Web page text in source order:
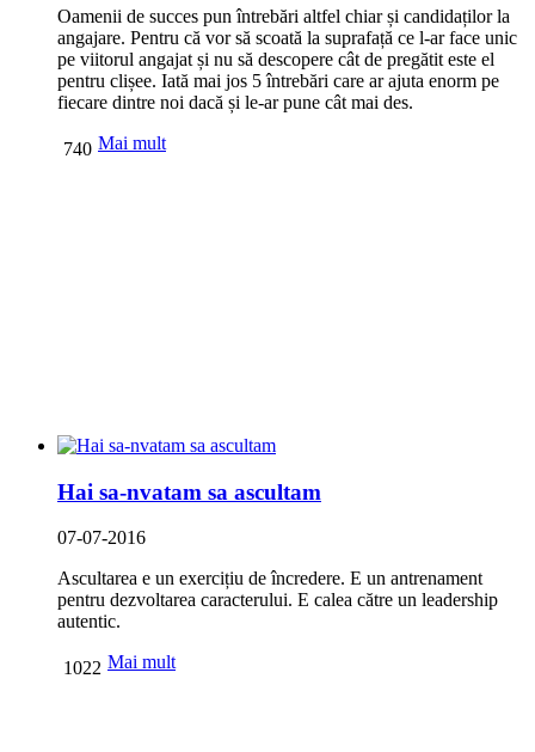
Oamenii de succes pun întrebări altfel chiar și candidaților la
angajare. Pentru că vor să scoată la suprafață ce l-ar face unic
pe viitorul angajat și nu să descopere cât de pregătit este el
pentru clișee. Iată mai jos 5 întrebări care ar ajuta enorm pe
fiecare dintre noi dacă și le-ar pune cât mai des.
Mai mult
740
Hai sa-nvatam sa ascultam
07-07-2016
Ascultarea e un exercițiu de încredere. E un antrenament
pentru dezvoltarea caracterului. E calea către un leadership
autentic.
Mai mult
1022